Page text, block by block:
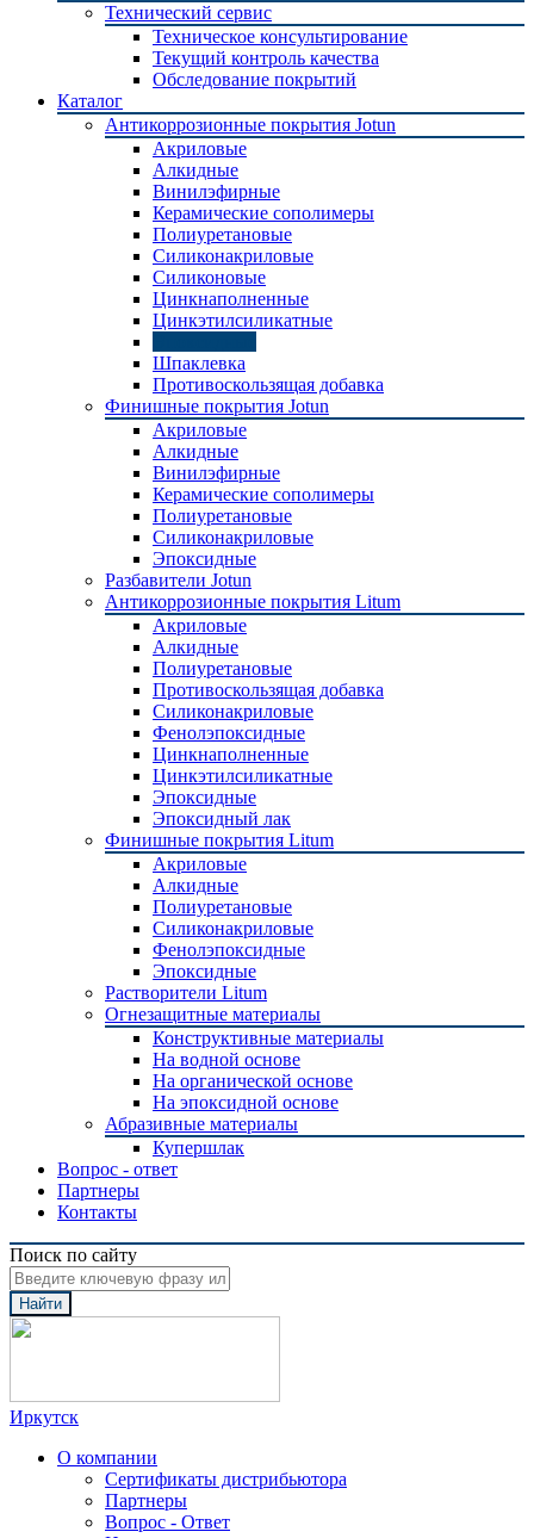
Технический сервис
Техническое консультирование
Текущий контроль качества
Обследование покрытий
Каталог
Антикоррозионные покрытия Jotun
Акриловые
Алкидные
Винилэфирные
Керамические сополимеры
Полиуретановые
Силиконакриловые
Силиконовые
Цинкнаполненные
Цинкэтилсиликатные
Шпаклевка
Противоскользящая добавка
Финишные покрытия Jotun
Акриловые
Алкидные
Винилэфирные
Керамические сополимеры
Полиуретановые
Силиконакриловые
Эпоксидные
Разбавители Jotun
Антикоррозионные покрытия Litum
Акриловые
Алкидные
Полиуретановые
Противоскользящая добавка
Силиконакриловые
Фенолэпоксидные
Цинкнаполненные
Цинкэтилсиликатные
Эпоксидные
Эпоксидный лак
Финишные покрытия Litum
Акриловые
Алкидные
Полиуретановые
Силиконакриловые
Фенолэпоксидные
Эпоксидные
Растворители Litum
Огнезащитные материалы
Конструктивные материалы
На водной основе
На органической основе
На эпоксидной основе
Абразивные материалы
Купершлак
Вопрос - ответ
Партнеры
Контакты
Поиск по сайту
Найти
Иркутск
О компании
Сертификаты дистрибьютора
Партнеры
Вопрос - Ответ